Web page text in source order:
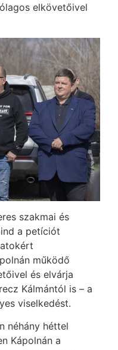
elkövetőivel
szakmai és
a petíciót
működő
és elvárja
Kálmántól is – a
viselkedést.
néhány héttel
Kápolnán a